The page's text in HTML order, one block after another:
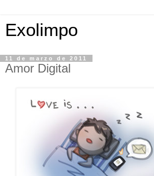
Exolimpo
11 de marzo de 2011
Amor Digital